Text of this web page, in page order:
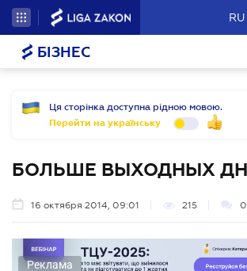
RU
БІЗНЕС
Ця сторінка доступна рідною мовою.
Перейти на українську
БОЛЬШЕ ВЫХОДНЫХ
16 октября 2014, 09:01 215 0
Реклама